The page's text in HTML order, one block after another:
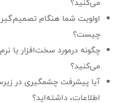
اولویت شما هنگام
چیست؟
چگونه درمورد سخت‌افزار یا
می‌کنید؟
آیا پیشرفت چشمگیری در
اطلاعات، داشته‌اید؟